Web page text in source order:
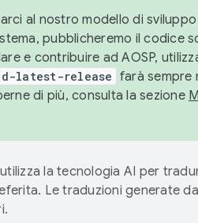
al nostro modello di
pubblicheremo il codice
e contribuire ad AOSP,
latest-release farà sempre
di più, consulta la sezione
la tecnologia AI per
Le traduzioni generate